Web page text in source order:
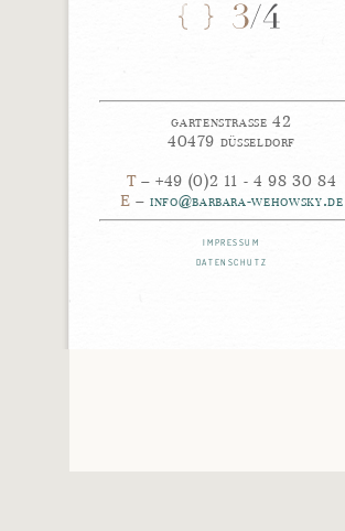
gartenstrasse 42
40479 düsseldorf
T– +49 (0)2 11 - 4 98 30 84
E –info@barbara-wehowsky.de
impressum
datenschutz